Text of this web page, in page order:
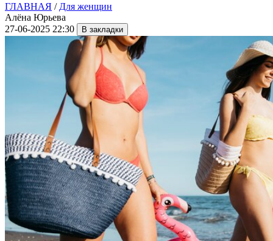
ГЛАВНАЯ / Для женщин
Алёна Юрьева
27-06-2025 22:30